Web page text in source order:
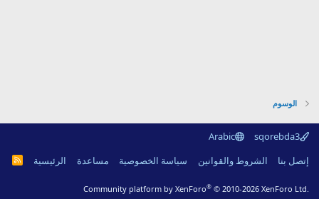
الوسوم
sqorebda3
Arabic
إتصل بنا
الشروط والقوانين سياسة الخصوصية مساعدة الرئيسية
R
S
Community platform by XenForo® © 2010-2026 XenForo Ltd.